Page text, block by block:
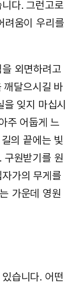
다. 그런고로
려움이 우리를
외면하려고
깨달으시길 바
을 잊지 마십시
주 어둡게 느
의 끝에는 빛
구원받기를 원
가의 무게를
가운데 영원
습니다. 어떤